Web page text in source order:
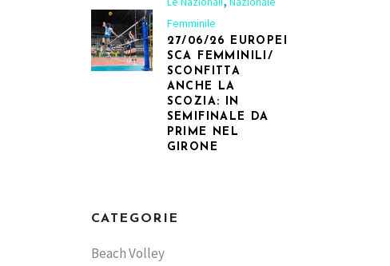
Femminile
27/06/26 EUROPEI
SCA FEMMINILI/
SCONFITTA
ANCHE LA
SCOZIA: IN
SEMIFINALE DA
PRIME NEL
GIRONE
CATEGORIE
Beach Volley